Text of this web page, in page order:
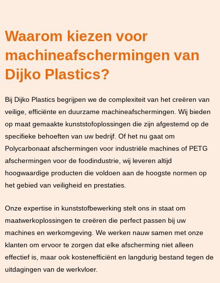
Waarom kiezen voor
machineafschermingen van
Dijko Plastics?
Bij Dijko Plastics begrijpen we de complexiteit van het creëren van
veilige, efficiënte en duurzame machineafschermingen. Wij bieden
op maat gemaakte kunststofoplossingen die zijn afgestemd op de
specifieke behoeften van uw bedrijf. Of het nu gaat om
Polycarbonaat afschermingen voor industriële machines of PETG
afschermingen voor de foodindustrie, wij leveren altijd
hoogwaardige producten die voldoen aan de hoogste normen op
het gebied van veiligheid en prestaties.
Onze expertise in kunststofbewerking stelt ons in staat om
maatwerkoplossingen te creëren die perfect passen bij uw
machines en werkomgeving. We werken nauw samen met onze
klanten om ervoor te zorgen dat elke afscherming niet alleen
effectief is, maar ook kostenefficiënt en langdurig bestand tegen de
uitdagingen van de werkvloer.